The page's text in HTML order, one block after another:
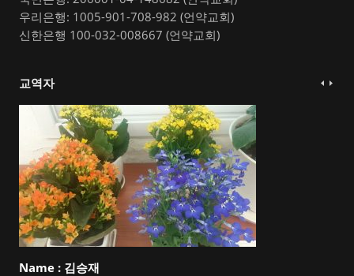
우리은행: 1005-901-708-982 (언약교회)
신한은행 100-032-008667 (언약교회)
교역자
Name : 김승재